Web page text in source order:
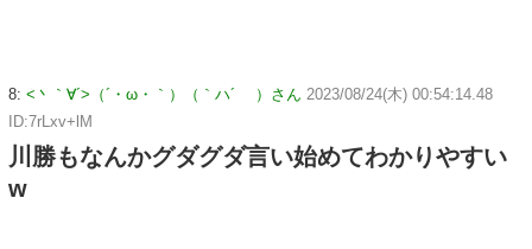
8: <丶｀∀´>（´・ω・｀）（｀ハ´ ）さん 2023/08/24(木) 00:54:14.48
ID:7rLxv+lM
川勝もなんかグダグダ言い始めてわかりやすい
w